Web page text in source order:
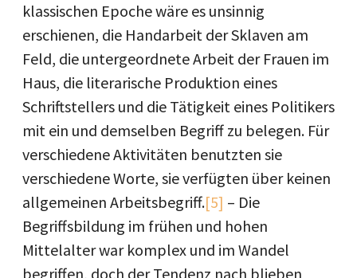
klassischen Epoche wäre es unsinnig
erschienen, die Handarbeit der Sklaven am
Feld, die untergeordnete Arbeit der Frauen im
Haus, die literarische Produktion eines
Schriftstellers und die Tätigkeit eines Politikers
mit ein und demselben Begriff zu belegen. Für
verschiedene Aktivitäten benutzten sie
verschiedene Worte, sie verfügten über keinen
allgemeinen Arbeitsbegriff.[5] – Die
Begriffsbildung im frühen und hohen
Mittelalter war komplex und im Wandel
begriffen, doch der Tendenz nach blieben